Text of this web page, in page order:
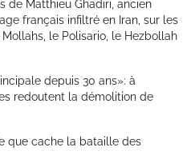
de Matthieu Ghadiri, ancien
français infiltré en Iran, sur les
le Polisario, le Hezbollah
depuis 30 ans»: à
redoutent la démolition de
que cache la bataille des